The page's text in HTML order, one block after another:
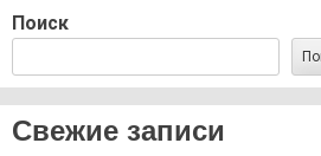
Поиск
Свежие записи